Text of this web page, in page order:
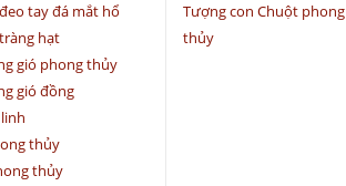
tay đá mắt hổ
hạt
gió phong thủy
gió đồng
thủy
thủy
Tượng con Chuột phong
thủy